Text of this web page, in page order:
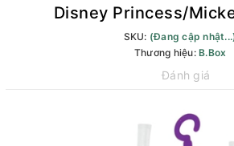
Disney Princess/
SKU: (Đang cập
Thương hiệu: B.Box
Đánh giá